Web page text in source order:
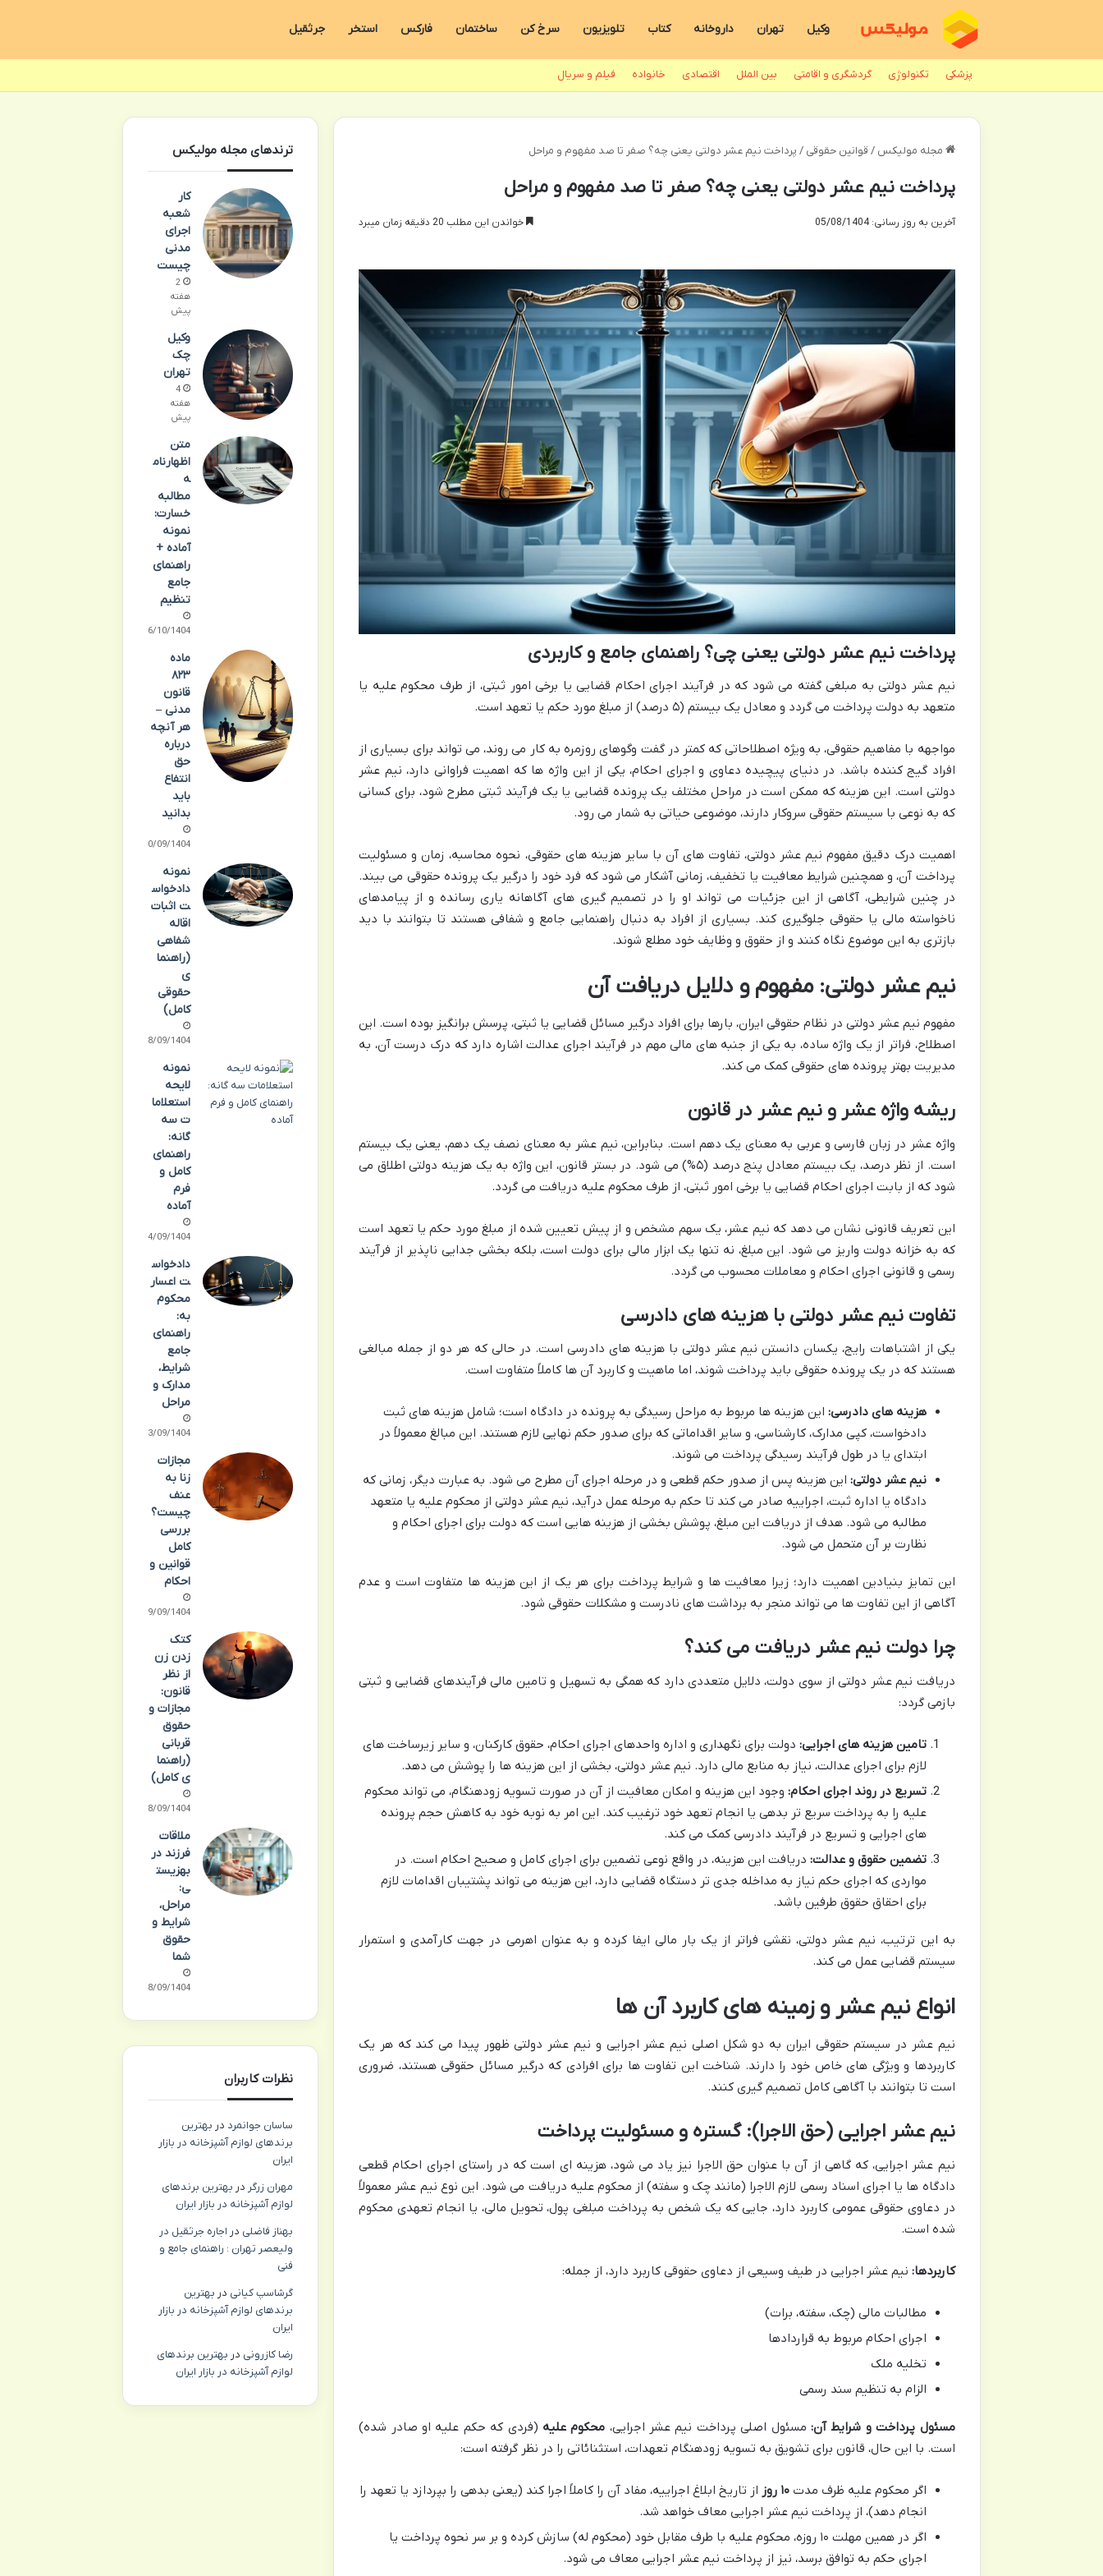
وکیل تهران داروخانه کتاب تلویزیون سرخ کن ساختمان فارکس استخر جرثقیل
پزشکی تکنولوژی گردشگری و اقامتی بین الملل اقتصادی خانواده فیلم و سریال
مجله مولیکس / قوانین حقوقی / پرداخت نیم عشر دولتی یعنی چه؟ صفر تا صد مفهوم و مراحل
پرداخت نیم عشر دولتی یعنی چه؟ صفر تا صد مفهوم و مراحل
آخرین به روز رسانی: 05/08/1404 خواندن این مطلب 20 دقیقه زمان میبرد
پرداخت نیم عشر دولتی یعنی چی؟ راهنمای جامع و کاربردی
نیم عشر دولتی به مبلغی گفته می شود که در فرآیند اجرای احکام قضایی یا برخی امور ثبتی، از طرف محکوم علیه یا
متعهد به دولت پرداخت می گردد و معادل یک بیستم (۵ درصد) از مبلغ مورد حکم یا تعهد است.
مواجهه با مفاهیم حقوقی، به ویژه اصطلاحاتی که کمتر در گفت وگوهای روزمره به کار می روند، می تواند برای بسیاری از
افراد گیج کننده باشد. در دنیای پیچیده دعاوی و اجرای احکام، یکی از این واژه ها که اهمیت فراوانی دارد، نیم عشر
دولتی است. این هزینه که ممکن است در مراحل مختلف یک پرونده قضایی یا یک فرآیند ثبتی مطرح شود، برای کسانی
که به نوعی با سیستم حقوقی سروکار دارند، موضوعی حیاتی به شمار می رود.
اهمیت درک دقیق مفهوم نیم عشر دولتی، تفاوت های آن با سایر هزینه های حقوقی، نحوه محاسبه، زمان و مسئولیت
پرداخت آن، و همچنین شرایط معافیت یا تخفیف، زمانی آشکار می شود که فرد خود را درگیر یک پرونده حقوقی می بیند.
در چنین شرایطی، آگاهی از این جزئیات می تواند او را در تصمیم گیری های آگاهانه یاری رسانده و از پیامدهای
ناخواسته مالی یا حقوقی جلوگیری کند. بسیاری از افراد به دنبال راهنمایی جامع و شفافی هستند تا بتوانند با دید
بازتری به این موضوع نگاه کنند و از حقوق و وظایف خود مطلع شوند.
نیم عشر دولتی: مفهوم و دلایل دریافت آن
مفهوم نیم عشر دولتی در نظام حقوقی ایران، بارها برای افراد درگیر مسائل قضایی یا ثبتی، پرسش برانگیز بوده است. این
اصطلاح، فراتر از یک واژه ساده، به یکی از جنبه های مالی مهم در فرآیند اجرای عدالت اشاره دارد که درک درست آن، به
مدیریت بهتر پرونده های حقوقی کمک می کند.
ریشه واژه عشر و نیم عشر در قانون
واژه عشر در زبان فارسی و عربی به معنای یک دهم است. بنابراین، نیم عشر به معنای نصف یک دهم، یعنی یک بیستم
است. از نظر درصد، یک بیستم معادل پنج درصد (۵%) می شود. در بستر قانون، این واژه به یک هزینه دولتی اطلاق می
شود که از بابت اجرای احکام قضایی یا برخی امور ثبتی، از طرف محکوم علیه دریافت می گردد.
این تعریف قانونی نشان می دهد که نیم عشر، یک سهم مشخص و از پیش تعیین شده از مبلغ مورد حکم یا تعهد است
که به خزانه دولت واریز می شود. این مبلغ، نه تنها یک ابزار مالی برای دولت است، بلکه بخشی جدایی ناپذیر از فرآیند
رسمی و قانونی اجرای احکام و معاملات محسوب می گردد.
تفاوت نیم عشر دولتی با هزینه های دادرسی
یکی از اشتباهات رایج، یکسان دانستن نیم عشر دولتی با هزینه های دادرسی است. در حالی که هر دو از جمله مبالغی
هستند که در یک پرونده حقوقی باید پرداخت شوند، اما ماهیت و کاربرد آن ها کاملاً متفاوت است.
هزینه های دادرسی: این هزینه ها مربوط به مراحل رسیدگی به پرونده در دادگاه است؛ شامل هزینه های ثبت
دادخواست، کپی مدارک، کارشناسی، و سایر اقداماتی که برای صدور حکم نهایی لازم هستند. این مبالغ معمولاً در
ابتدای یا در طول فرآیند رسیدگی پرداخت می شوند.
نیم عشر دولتی: این هزینه پس از صدور حکم قطعی و در مرحله اجرای آن مطرح می شود. به عبارت دیگر، زمانی که
دادگاه یا اداره ثبت، اجراییه صادر می کند تا حکم به مرحله عمل درآید، نیم عشر دولتی از محکوم علیه یا متعهد
مطالبه می شود. هدف از دریافت این مبلغ، پوشش بخشی از هزینه هایی است که دولت برای اجرای احکام و
نظارت بر آن متحمل می شود.
این تمایز بنیادین اهمیت دارد؛ زیرا معافیت ها و شرایط پرداخت برای هر یک از این هزینه ها متفاوت است و عدم
آگاهی از این تفاوت ها می تواند منجر به برداشت های نادرست و مشکلات حقوقی شود.
چرا دولت نیم عشر دریافت می کند؟
دریافت نیم عشر دولتی از سوی دولت، دلایل متعددی دارد که همگی به تسهیل و تامین مالی فرآیندهای قضایی و ثبتی
بازمی گردد:
تامین هزینه های اجرایی: دولت برای نگهداری و اداره واحدهای اجرای احکام، حقوق کارکنان، و سایر زیرساخت های
لازم برای اجرای عدالت، نیاز به منابع مالی دارد. نیم عشر دولتی، بخشی از این هزینه ها را پوشش می دهد.
تسریع در روند اجرای احکام: وجود این هزینه و امکان معافیت از آن در صورت تسویه زودهنگام، می تواند محکوم
علیه را به پرداخت سریع تر بدهی یا انجام تعهد خود ترغیب کند. این امر به نوبه خود به کاهش حجم پرونده
های اجرایی و تسریع در فرآیند دادرسی کمک می کند.
تضمین حقوق و عدالت: دریافت این هزینه، در واقع نوعی تضمین برای اجرای کامل و صحیح احکام است. در
مواردی که اجرای حکم نیاز به مداخله جدی تر دستگاه قضایی دارد، این هزینه می تواند پشتیبان اقدامات لازم
برای احقاق حقوق طرفین باشد.
به این ترتیب، نیم عشر دولتی، نقشی فراتر از یک بار مالی ایفا کرده و به عنوان اهرمی در جهت کارآمدی و استمرار
سیستم قضایی عمل می کند.
انواع نیم عشر و زمینه های کاربرد آن ها
نیم عشر در سیستم حقوقی ایران به دو شکل اصلی نیم عشر اجرایی و نیم عشر دولتی ظهور پیدا می کند که هر یک
کاربردها و ویژگی های خاص خود را دارند. شناخت این تفاوت ها برای افرادی که درگیر مسائل حقوقی هستند، ضروری
است تا بتوانند با آگاهی کامل تصمیم گیری کنند.
نیم عشر اجرایی (حق الاجرا): گستره و مسئولیت پرداخت
نیم عشر اجرایی، که گاهی از آن با عنوان حق الاجرا نیز یاد می شود، هزینه ای است که در راستای اجرای احکام قطعی
دادگاه ها یا اجرای اسناد رسمی لازم الاجرا (مانند چک و سفته) از محکوم علیه دریافت می شود. این نوع نیم عشر معمولاً
در دعاوی حقوقی عمومی کاربرد دارد، جایی که یک شخص به پرداخت مبلغی پول، تحویل مالی، یا انجام تعهدی محکوم
شده است.
کاربردها: نیم عشر اجرایی در طیف وسیعی از دعاوی حقوقی کاربرد دارد، از جمله:
مطالبات مالی (چک، سفته، برات)
اجرای احکام مربوط به قراردادها
تخلیه ملک
الزام به تنظیم سند رسمی
مسئول پرداخت و شرایط آن:مسئول اصلی پرداخت نیم عشر اجرایی، محکوم علیه (فردی که حکم علیه او صادر شده)
است. با این حال، قانون برای تشویق به تسویه زودهنگام تعهدات، استثنائاتی را در نظر گرفته است:
اگر محکوم علیه ظرف مدت۱۰ روز
از تاریخ ابلاغ اجراییه، مفاد آن را کاملاً اجرا کند (یعنی بدهی را بپردازد یا تعهد را
انجام دهد)، از پرداخت نیم عشر اجرایی معاف خواهد شد.
اگر در همین مهلت ۱۰ روزه، محکوم علیه با طرف مقابل خود (محکوم له) سازش کرده و بر سر نحوه پرداخت یا
اجرای حکم به توافق برسد، نیز از پرداخت نیم عشر اجرایی معاف می شود.
ترندهای مجله مولیکس
کار
شعبه
اجرای
مدنی
چیست
2
هفته
پیش
وکیل
چک
تهران
4
هفته
پیش
متن
اظهارنام
ه
مطالبه
خسارت:
نمونه
آماده +
راهنمای
جامع
تنظیم
06/10/1404
ماده
۸۲۳
قانون
مدنی –
هر آنچه
درباره
حق
انتفاع
باید
بدانید
30/09/1404
نمونه
دادخواس
ت اثبات
اقاله
شفاهی
(راهنما
ی
حقوقی
کامل)
28/09/1404
نمونه
لایحه
استعلاما
ت سه
گانه:
راهنمای
کامل و
فرم
آماده
24/09/1404
دادخواس
ت اعسار
محکوم
به:
راهنمای
جامع
شرایط،
مدارک و
مراحل
23/09/1404
مجازات
زنا به
عنف
چیست؟
بررسی
کامل
قوانین و
احکام
19/09/1404
کتک
زدن زن
از نظر
قانون:
مجازات و
حقوق
قربانی
(راهنما
ی کامل)
18/09/1404
ملاقات
فرزند در
بهزیست
ی:
مراحل،
شرایط و
حقوق
شما
18/09/1404
نظرات کاربران
ساسان جوانمرد در بهترین
برندهای لوازم آشپزخانه در بازار
ایران
مهران زرگر در بهترین برندهای
لوازم آشپزخانه در بازار ایران
بهناز فاضلی در اجاره جرثقیل در
ولیعصر تهران : راهنمای جامع و
فنی
گرشاسپ کیانی در بهترین
برندهای لوازم آشپزخانه در بازار
ایران
رضا کازرونی در بهترین برندهای
لوازم آشپزخانه در بازار ایران